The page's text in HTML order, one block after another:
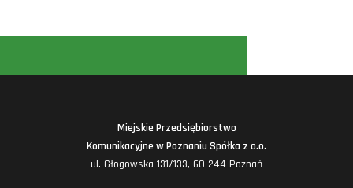
Miejskie Przedsiębiorstwo
Komunikacyjne w Poznaniu Spółka z o.o.
ul. Głogowska 131/133, 60-244 Poznań